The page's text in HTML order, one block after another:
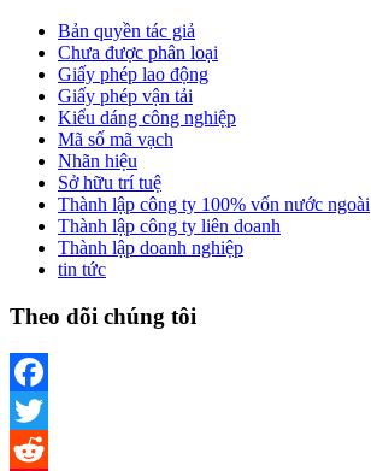
Bản quyền tác giả
Chưa được phân loại
Giấy phép lao động
Giấy phép vận tải
Kiểu dáng công nghiệp
Mã số mã vạch
Nhãn hiệu
Sở hữu trí tuệ
Thành lập công ty 100% vốn nước ngoài
Thành lập công ty liên doanh
Thành lập doanh nghiệp
tin tức
Theo dõi chúng tôi
Facebook
Twitter